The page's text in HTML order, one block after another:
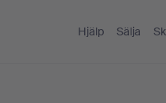
Hjälp Sälja